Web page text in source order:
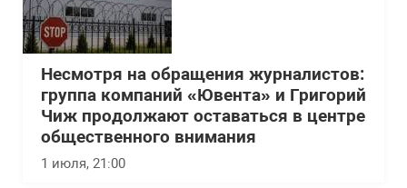
Несмотря на обращения журналистов:
группа компаний «Ювента» и Григорий
Чиж продолжают оставаться в центре
общественного внимания
1 июля, 21:00